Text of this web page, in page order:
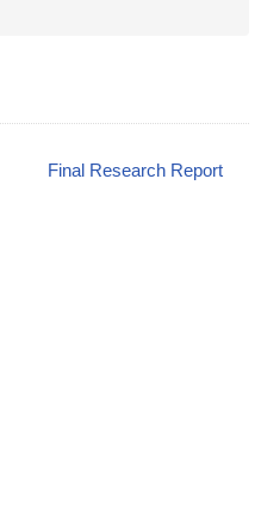
Final Research Report